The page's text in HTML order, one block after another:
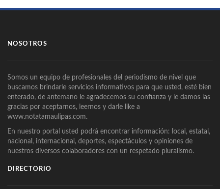
NOSOTROS
Somos un equipo de profesionales del periodismo de nivel que
buscamos brindarle servicios informativos para que usted, esté bien
enterado, de antemano le agradecemos su confianza y le damos las
gracias por aceptarnos, leernos y darle like a
www.notatamaulipas.com.
En nuestro portal usted podrá encontrar información: local, estatal,
nacional, internacional, deportes, espectáculos y opiniones de
nuestros diversos colaboradores con un respetado pluralismo.
DIRECTORIO